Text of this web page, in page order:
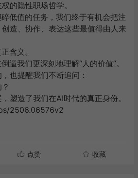
的隐性职场哲学。
低值的任务，我们终于有机会把注
造、协作、表达这些最值得由人来
含义。
逼我们更深刻地理解“人的价值”。
也提醒我们不断追问：
塑造了我们在AI时代的真正身份。
2506.06576v2
点赞 收藏